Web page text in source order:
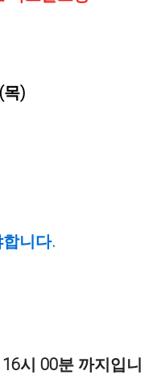
목)
니다.
시 00분 까지입니